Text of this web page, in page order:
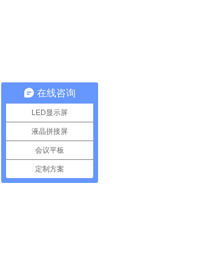
在线咨询
LED显示屏
液晶拼接屏
会议平板
定制方案